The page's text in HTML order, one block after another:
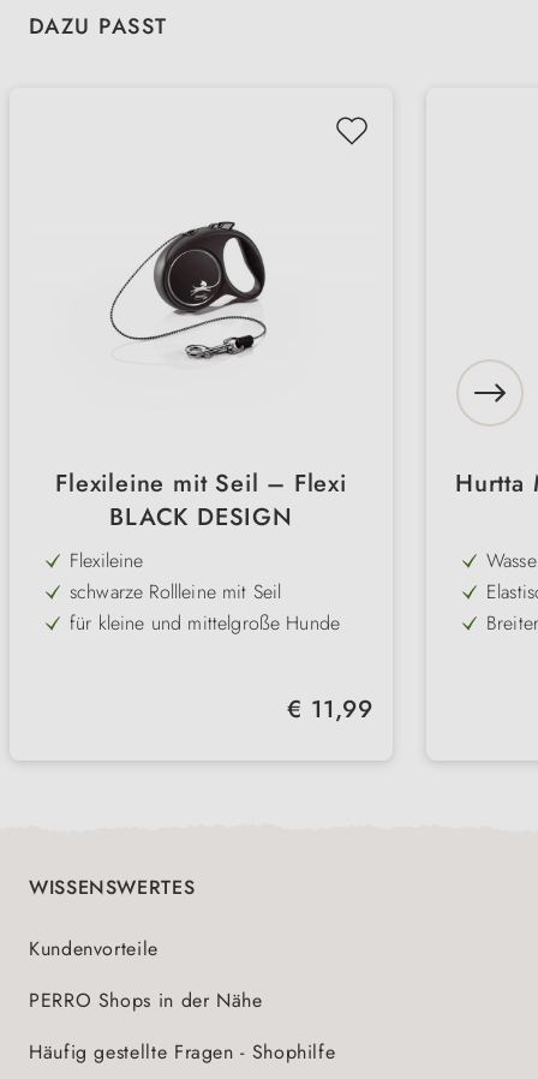
Produktgalerie überspringen
DAZU PASST
Flexileine mit Seil – Flexi
BLACK DESIGN
Flexileine
schwarze Rollleine mit Seil
für kleine und mittelgroße Hunde
Regulärer Preis:
€ 11,99
Hurtta
Wind
WISSENSWERTES
Kundenvorteile
PERRO Shops in der Nähe
Häufig gestellte Fragen - Shophilfe